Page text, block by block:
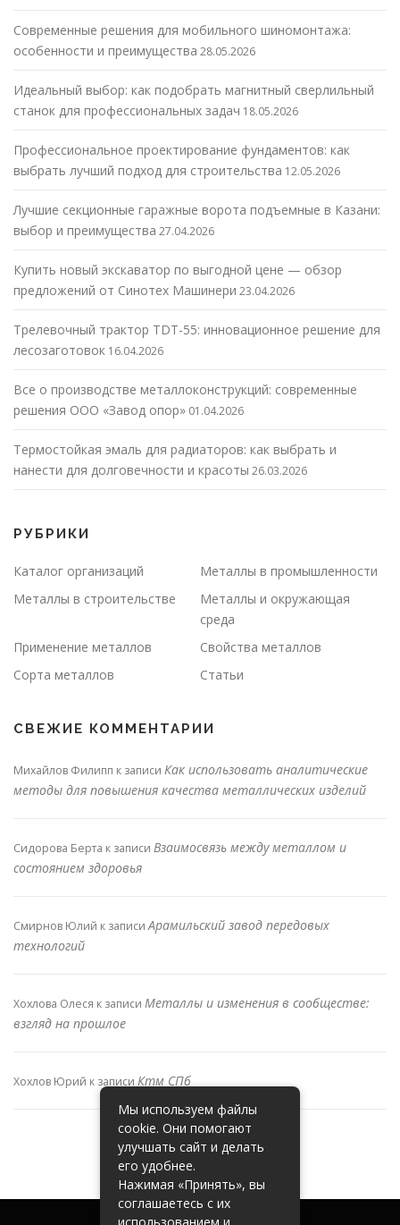
Современные решения для мобильного шиномонтажа:
особенности и преимущества 28.05.2026
Идеальный выбор: как подобрать магнитный сверлильный
станок для профессиональных задач 18.05.2026
Профессиональное проектирование фундаментов: как
выбрать лучший подход для строительства 12.05.2026
Лучшие секционные гаражные ворота подъемные в Казани:
выбор и преимущества 27.04.2026
Купить новый экскаватор по выгодной цене — обзор
предложений от Синотех Машинери 23.04.2026
Трелевочный трактор TDT-55: инновационное решение для
лесозаготовок 16.04.2026
Все о производстве металлоконструкций: современные
решения ООО «Завод опор» 01.04.2026
Термостойкая эмаль для радиаторов: как выбрать и
нанести для долговечности и красоты 26.03.2026
РУБРИКИ
Каталог организаций
Металлы в промышленности
Металлы в строительстве
Металлы и окружающая
среда
Применение металлов
Свойства металлов
Сорта металлов
Статьи
СВЕЖИЕ КОММЕНТАРИИ
Михайлов Филипп к записи Как использовать аналитические
методы для повышения качества металлических изделий
Сидорова Берта к записи Взаимосвязь между металлом и
состоянием здоровья
Смирнов Юлий к записиАрамильский завод передовых
технологий
Хохлова Олеся к записи Металлы и изменения в сообществе:
взгляд на прошлое
Хохлов Юрий к записи Ктм СПб
Мы используем файлы
cookie. Они помогают
улучшать сайт и делать
его удобнее.
Нажимая «Принять», вы
соглашаетесь с их